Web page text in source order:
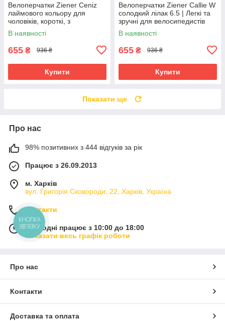
Велоперчатки Ziener Ceniz
лаймового кольору для
чоловіків, короткі, з
амортизуючими вставками та
гелевими подушечками
В наявності
655 ₴ 936 ₴
Купити
Велоперчатки Ziener Callie W
солодкий лілак 6.5 | Легкі та
зручні для велосипедистів
В наявності
655 ₴ 936 ₴
Купити
Показати ще
Про нас
98% позитивних з 444 відгуків за рік
Працює з 26.09.2013
м. Харків
вул. Григорія Сковороди, 22, Харків, Україна
Контакти
Сьогодні працює з 10:00 до 18:00
Показати весь графік роботи
Про нас
Контакти
Доставка та оплата
КНОПКА
ЗВ'ЯЗКУ